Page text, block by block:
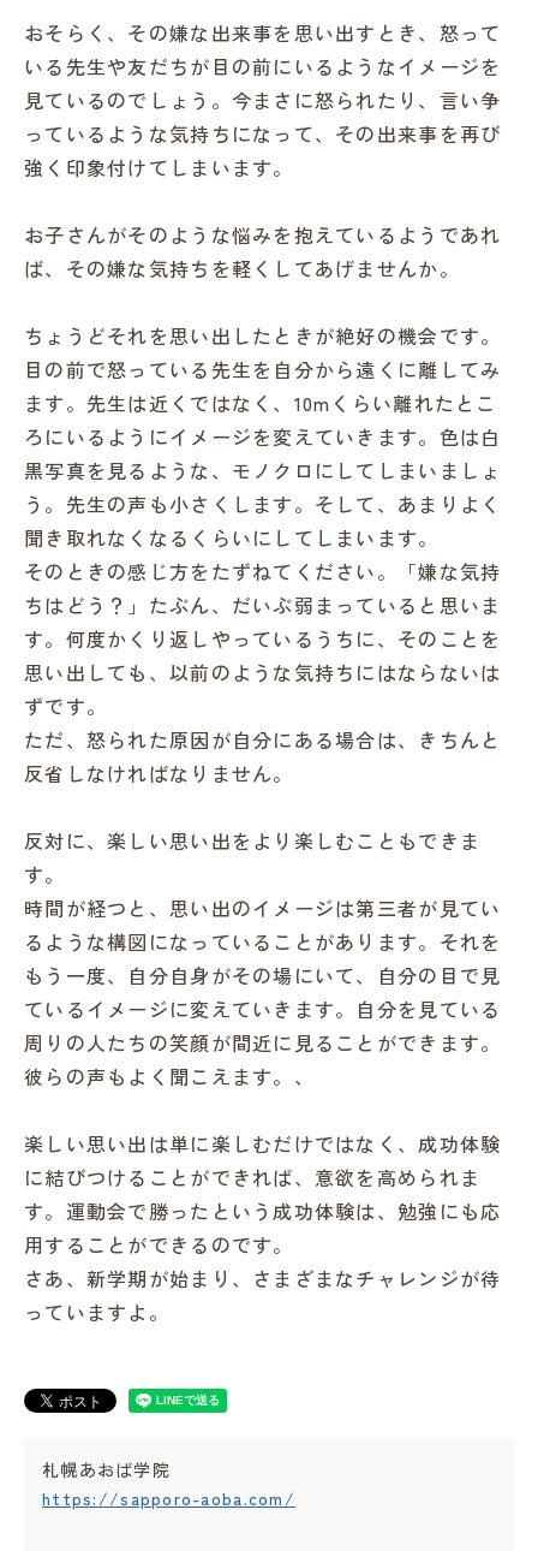
おそらく、その嫌な出来事を思い出すとき、怒って
いる先生や友だちが目の前にいるようなイメージを
見ているのでしょう。今まさに怒られたり、言い争
っているような気持ちになって、その出来事を再び
強く印象付けてしまいます。
お子さんがそのような悩みを抱えているようであれ
ば、その嫌な気持ちを軽くしてあげませんか。
ちょうどそれを思い出したときが絶好の機会です。
目の前で怒っている先生を自分から遠くに離してみ
ます。先生は近くではなく、10mくらい離れたとこ
ろにいるようにイメージを変えていきます。色は白
黒写真を見るような、モノクロにしてしまいましょ
う。先生の声も小さくします。そして、あまりよく
聞き取れなくなるくらいにしてしまいます。
そのときの感じ方をたずねてください。「嫌な気持
ちはどう？」たぶん、だいぶ弱まっていると思いま
す。何度かくり返しやっているうちに、そのことを
思い出しても、以前のような気持ちにはならないは
ずです。
ただ、怒られた原因が自分にある場合は、きちんと
反省しなければなりません。
反対に、楽しい思い出をより楽しむこともできま
す。
時間が経つと、思い出のイメージは第三者が見てい
るような構図になっていることがあります。それを
もう一度、自分自身がその場にいて、自分の目で見
ているイメージに変えていきます。自分を見ている
周りの人たちの笑顔が間近に見ることができます。
彼らの声もよく聞こえます。、
楽しい思い出は単に楽しむだけではなく、成功体験
に結びつけることができれば、意欲を高められま
す。運動会で勝ったという成功体験は、勉強にも応
用することができるのです。
さあ、新学期が始まり、さまざまなチャレンジが待
っていますよ。
札幌あおば学院
https://sapporo-aoba.com/